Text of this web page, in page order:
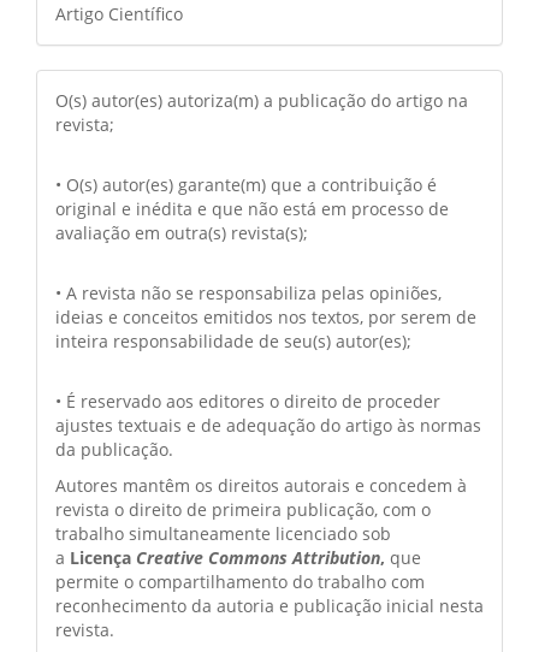
Artigo Científico
O(s) autor(es) autoriza(m) a publicação do artigo na
revista;
• O(s) autor(es) garante(m) que a contribuição é
original e inédita e que não está em processo de
avaliação em outra(s) revista(s);
• A revista não se responsabiliza pelas opiniões,
ideias e conceitos emitidos nos textos, por serem de
inteira responsabilidade de seu(s) autor(es);
• É reservado aos editores o direito de proceder
ajustes textuais e de adequação do artigo às normas
da publicação.
Autores mantêm os direitos autorais e concedem à
revista o direito de primeira publicação, com o
trabalho simultaneamente licenciado sob
a Licença Creative Commons Attribution, que
permite o compartilhamento do trabalho com
reconhecimento da autoria e publicação inicial nesta
revista.